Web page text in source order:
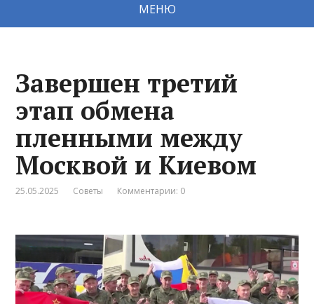
МЕНЮ
Завершен третий
этап обмена
пленными между
Москвой и Киевом
25.05.2025 Советы Комментарии: 0